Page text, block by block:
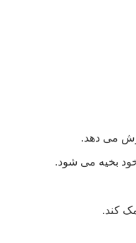
می دهد.
بخیه می شود.
کند.